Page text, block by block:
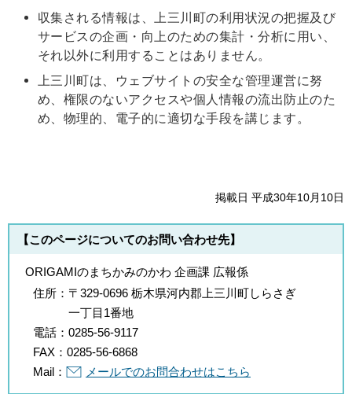
収集される情報は、上三川町の利用状況の把握及び
サービスの企画・向上のための集計・分析に用い、
それ以外に利用することはありません。
上三川町は、ウェブサイトの安全な管理運営に努
め、権限のないアクセスや個人情報の流出防止のた
め、物理的、電子的に適切な手段を講じます。
掲載日 平成30年10月10日
【このページについてのお問い合わせ先】
ORIGAMIのまちかみのかわ 企画課 広報係
住所： 〒329-0696 栃木県河内郡上三川町しらさぎ
一丁目1番地
電話： 0285-56-9117
FAX： 0285-56-6868
Mail：
メールでのお問合わせはこちら